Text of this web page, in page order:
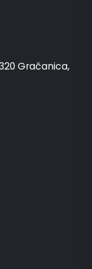
Gračanica,